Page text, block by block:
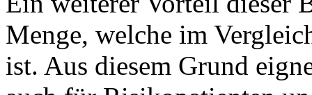
Menge, welche im
ist. Aus diesem Grund